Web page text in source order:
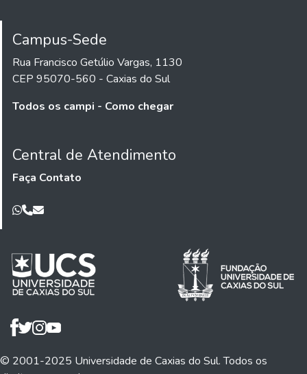
Campus-Sede
Rua Francisco Getúlio Vargas, 1130
CEP 95070-560 - Caxias do Sul
Todos os campi - Como chegar
Central de Atendimento
Faça Contato
© 2001-2025 Universidade de Caxias do Sul. Todos os